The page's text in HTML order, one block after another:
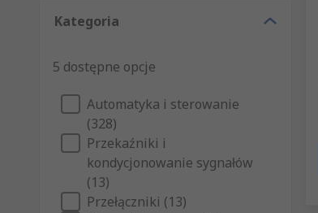
Kategoria
5 dostępne opcje
Automatyka i sterowanie
(328)
Przekaźniki i
kondycjonowanie sygnałów
(13)
Przełączniki (13)